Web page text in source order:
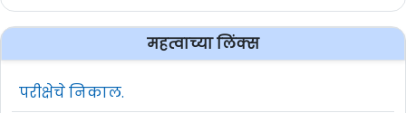
Trainee
[Mining]
ऑपरेटर सह
महत्वाच्या लिंक्स
परीक्षेचे निकाल.